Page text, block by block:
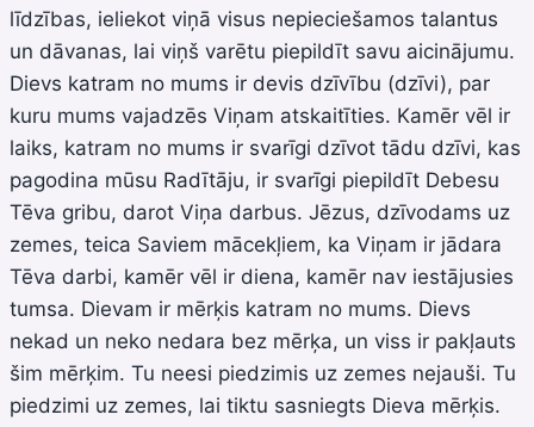
līdzības, ieliekot viņā visus nepieciešamos talantus
un dāvanas, lai viņš varētu piepildīt savu aicinājumu.
Dievs katram no mums ir devis dzīvību (dzīvi), par
kuru mums vajadzēs Viņam atskaitīties. Kamēr vēl ir
laiks, katram no mums ir svarīgi dzīvot tādu dzīvi, kas
pagodina mūsu Radītāju, ir svarīgi piepildīt Debesu
Tēva gribu, darot Viņa darbus. Jēzus, dzīvodams uz
zemes, teica Saviem mācekļiem, ka Viņam ir jādara
Tēva darbi, kamēr vēl ir diena, kamēr nav iestājusies
tumsa. Dievam ir mērķis katram no mums. Dievs
nekad un neko nedara bez mērķa, un viss ir pakļauts
šim mērķim. Tu neesi piedzimis uz zemes nejauši. Tu
piedzimi uz zemes, lai tiktu sasniegts Dieva mērķis.